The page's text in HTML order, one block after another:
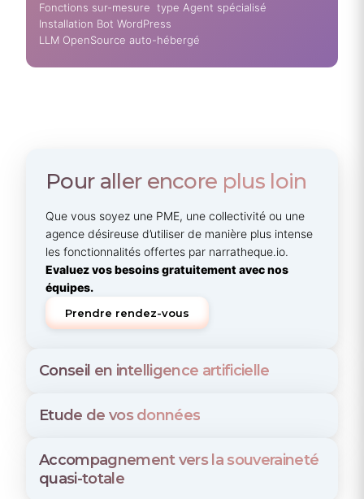
Fonctions sur-mesure type Agent spécialisé
Installation Bot WordPress
LLM OpenSource auto-hébergé
Pour aller encore plus loin
Que vous soyez une PME, une collectivité ou une
agence désireuse d’utiliser de manière plus intense
les fonctionnalités offertes par narratheque.io.
Evaluez vos besoins gratuitement avec nos
équipes.
Prendre rendez-vous
Conseil en intelligence artificielle
Etude de vos données
Accompagnement vers la souveraineté
quasi-totale